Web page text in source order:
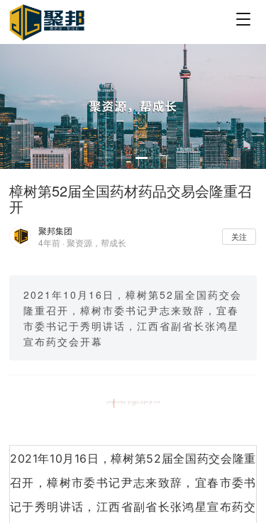
T
g
n
a
v
i
g
t
n
樟树第52届全国药材药品交易会隆重召
开
聚邦集团
4年前 · 聚资源，帮成长
关注
2021年10月16日，樟树第52届全国药交会
隆重召开，樟树市委书记尹志来致辞，宜春
市委书记于秀明讲话，江西省副省长张鸿星
宣布药交会开幕
2021年10月16日，樟树第52届全国药交会隆重
召开，樟树市委书记尹志来致辞，宜春市委书
记于秀明讲话，江西省副省长张鸿星宣布药交